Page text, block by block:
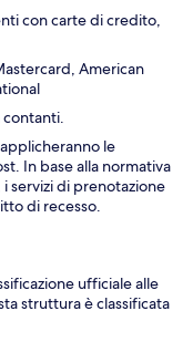
con carte di credito,
American
contanti.
le
In base alla normativa
servizi di prenotazione
di recesso.
ufficiale alle
struttura è classificata